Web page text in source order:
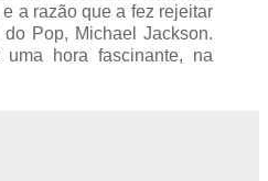
a razão que a fez rejeitar
Pop, Michael Jackson.
hora fascinante, na